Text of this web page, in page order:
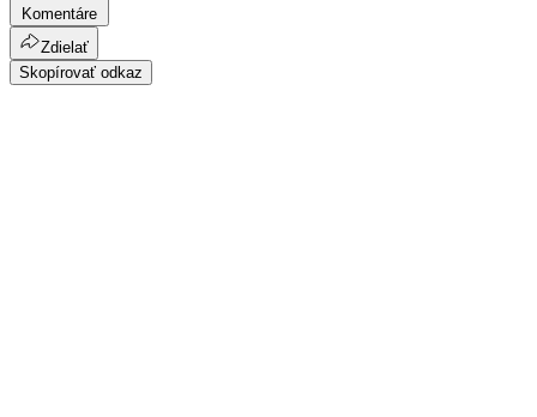
Komentáre
Zdielať
Skopírovať odkaz